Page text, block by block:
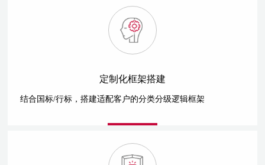
定制化框架搭建
结合国标/行标，搭建适配客户的分类分级逻辑框架